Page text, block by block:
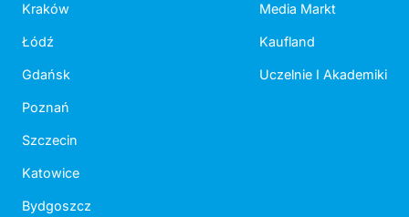
Kraków
Łódź
Gdańsk
Poznań
Szczecin
Katowice
Bydgoszcz
Media Markt
Kaufland
Uczelnie I Akademiki